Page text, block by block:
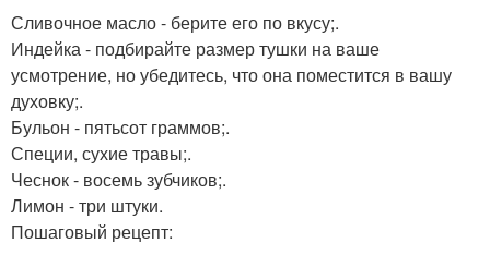
Сливочное масло - берите его по вкусу;.
Индейка - подбирайте размер тушки на ваше
усмотрение, но убедитесь, что она поместится в вашу
духовку;.
Бульон - пятьсот граммов;.
Специи, сухие травы;.
Чеснок - восемь зубчиков;.
Лимон - три штуки.
Пошаговый рецепт: